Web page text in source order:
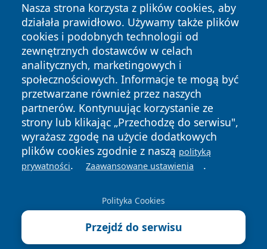
Nasza strona korzysta z plików cookies, aby
działała prawidłowo. Używamy także plików
cookies i podobnych technologii od
zewnętrznych dostawców w celach
analitycznych, marketingowych i
społecznościowych. Informacje te mogą być
przetwarzane również przez naszych
partnerów. Kontynuując korzystanie ze
strony lub klikając „Przechodzę do serwisu",
wyrażasz zgodę na użycie dodatkowych
plików cookies zgodnie z naszą polityką
prywatności. Zaawansowane ustawienia .
Polityka Cookies
Przejdź do serwisu
Copyright © 2026 zyrardowski24.pl Wszystkie prawa
zastrzeżone.
News Autorzy
Polityka
Prywatności
Polityka
Cookies